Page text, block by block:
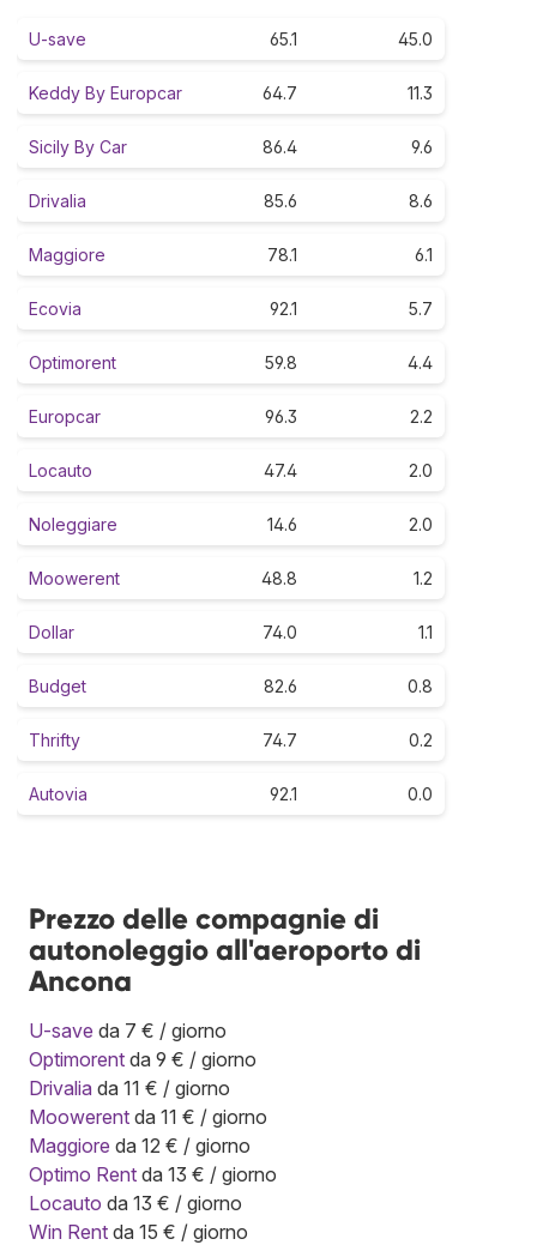
U-save 65.1 45.0
Keddy By Europcar 64.7 11.3
Sicily By Car 86.4 9.6
Drivalia 85.6 8.6
Maggiore 78.1 6.1
Ecovia 92.1 5.7
Optimorent 59.8 4.4
Europcar 96.3 2.2
Locauto 47.4 2.0
Noleggiare 14.6 2.0
Moowerent 48.8 1.2
Dollar 74.0 1.1
Budget 82.6 0.8
Thrifty 74.7 0.2
Autovia 92.1 0.0
Prezzo delle compagnie di
autonoleggio all'aeroporto di
Ancona
U-save da 7 € / giorno
Optimorent da 9 € / giorno
Drivalia da 11 € / giorno
Moowerent da 11 € / giorno
Maggiore da 12 € / giorno
Optimo Rent da 13 € / giorno
Locauto da 13 € / giorno
Win Rent da 15 € / giorno